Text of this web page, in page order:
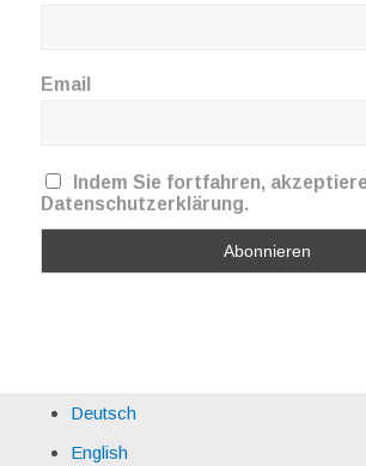
Email
Indem Sie fortfahren,
Datenschutzerklärung.
Deutsch
English